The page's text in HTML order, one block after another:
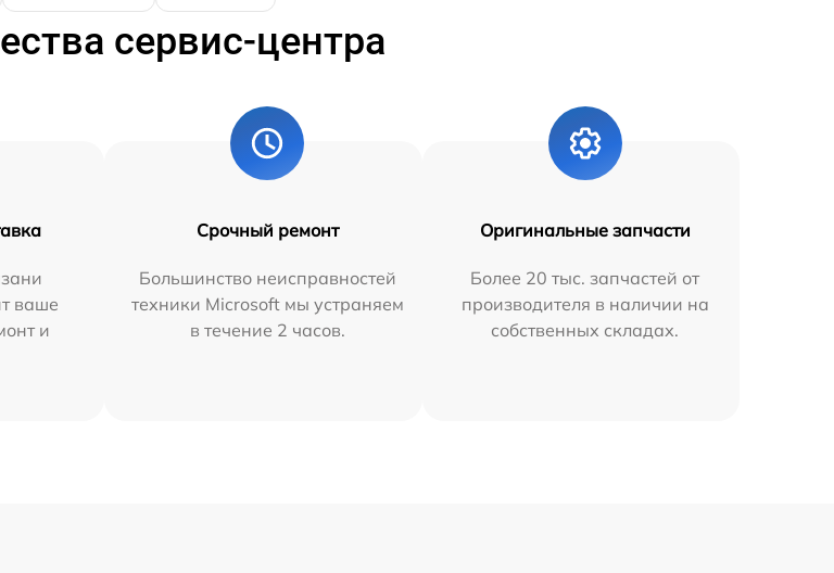
сервис-центра
ваше
и
Срочный ремонт
Большинство неисправностей
техники Microsoft мы устраняем
в течение 2 часов.
Оригинальные запчасти
Более 20 тыс. запчастей от
производителя в наличии на
собственных складах.